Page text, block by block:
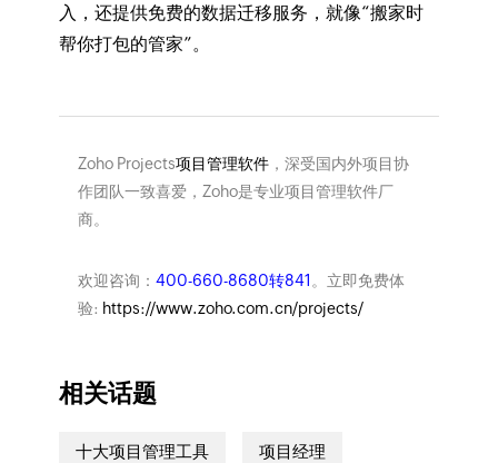
入，还提供免费的数据迁移服务，就像“搬家时
帮你打包的管家”。
Zoho Projects项目管理软件，深受国内外项目协
作团队一致喜爱，Zoho是专业项目管理软件厂
商。
欢迎咨询： 400-660-8680转841 。立即免费体
验: https://www.zoho.com.cn/projects/
相关话题
十大项目管理工具 项目经理